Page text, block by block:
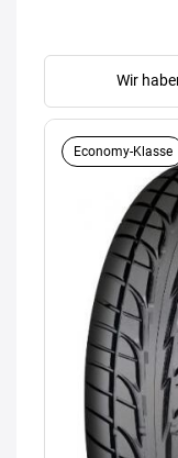
Wir
Economy-Klasse